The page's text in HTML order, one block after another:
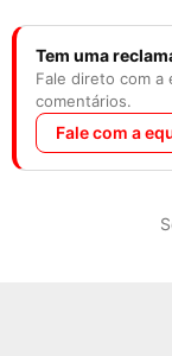
Tem uma
Fale direto com
comentários.
Fale com a